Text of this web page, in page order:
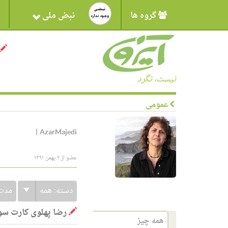
گروه ها نبض ملی
نیست، نگرد
عمومی
همه چیز
AzarMajedi
|
عضو از ۲ بهمن ۱۳۹۱
دسته: همه
رضا پهلوی کارت